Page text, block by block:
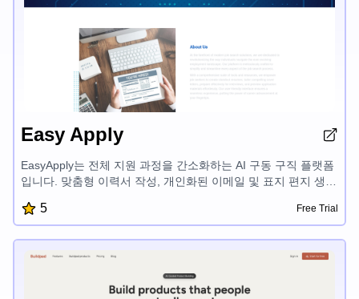
Easy Apply
EasyApply는 전체 지원 과정을 간소화하는 AI 구동 구직 플랫폼
입니다. 맞춤형 이력서 작성, 개인화된 이메일 및 표지 편지 생
및 정확성을 높일 수 있어 취업 시장에서 경쟁 우위를 가질 수 있
습니다.
5 Free Trial